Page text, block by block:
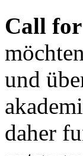
Call
und
daher